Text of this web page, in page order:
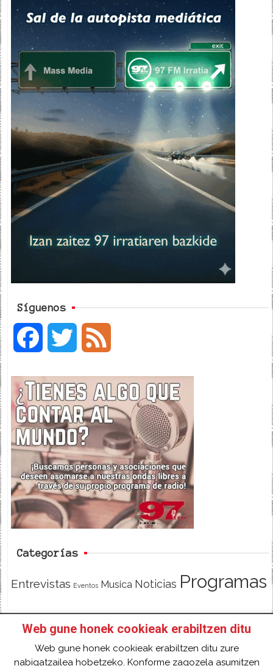
Síguenos
c
e
b
o
o
i
t
t
e
e
d
Categorías
Entrevistas Eventos Musica Noticias Programas
INICIO HAZTE SOCI@!
FACEBOOK
TWITTER
CONTACTO ACCESO
Web gune honek cookieak erabiltzen ditu
Web gune honek cookieak erabiltzen ditu zure
nabigatzailea hobetzeko. Konforme zagozela asumitzen